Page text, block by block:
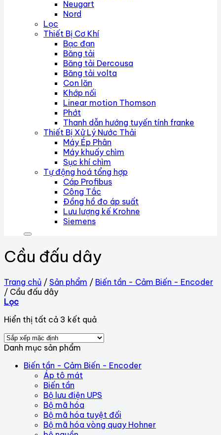
Neugart
Nord
Lọc
Thiết Bị Cơ Khí
Bạc đạn
Băng tải
Băng tải Dercousa
Băng tải volta
Con lăn
Khớp nối
Linear motion Thomson
Phớt
Thanh dẫn hướng tuyến tính franke
Thiết Bị Xử Lý Nước Thải
Máy Ép Phân
Máy khuấy chìm
Sục khí chìm
Tự động hoá tổng hợp
Cáp Profibus
Công Tắc
Đồng hồ đo áp suất
Lưu lượng kế Krohne
Siemens
Cầu đấu dây
Trang chủ / Sản phẩm / Biến tần - Cảm Biến - Encoder
/ Cầu đấu dây
Lọc
Hiển thị tất cả 3 kết quả
Danh mục sản phẩm
Biến tần - Cảm Biến - Encoder
Áp tô mát
Biến tần
Bộ lưu điện UPS
Bộ mã hóa
Bộ mã hóa tuyệt đối
Bộ mã hóa vòng quay Hohner